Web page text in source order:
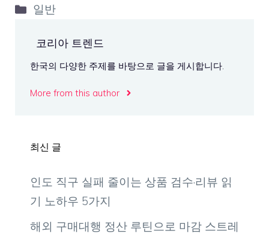
카
고
일반
코리아 트렌드
한국의 다양한 주제를 바탕으로 글을 게시합니다.
More from this author
최신 글
인도 직구 실패 줄이는 상품 검수·리뷰 읽
기 노하우 5가지
해외 구매대행 정산 루틴으로 마감 스트레